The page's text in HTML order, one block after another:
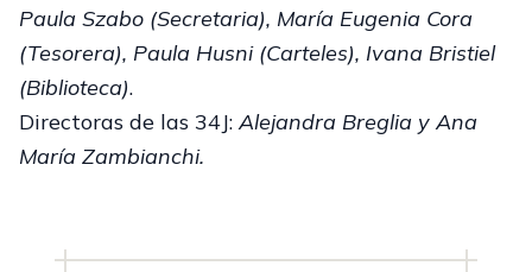
Paula Szabo (Secretaria), María Eugenia Cora
(Tesorera), Paula Husni (Carteles), Ivana Bristiel
(Biblioteca).
Directoras de las 34J:Alejandra Breglia y Ana
María Zambianchi.